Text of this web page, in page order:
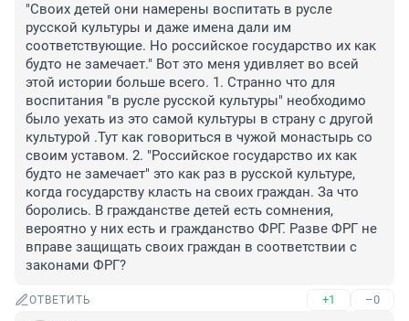
"Своих детей они намерены воспитать в русле
русской культуры и даже имена дали им
соответствующие. Но российское государство их как
будто не замечает." Вот это меня удивляет во всей
этой истории больше всего. 1. Странно что для
воспитания "в русле русской культуры" необходимо
было уехать из это самой культуры в страну с другой
культурой .Тут как говориться в чужой монастырь со
своим уставом. 2. "Российское государство их как
будто не замечает" это как раз в русской культуре,
когда государству класть на своих граждан. За что
боролись. В гражданстве детей есть сомнения,
вероятно у них есть и гражданство ФРГ. Разве ФРГ не
вправе защищать своих граждан в соответствии с
законами ФРГ?
ОТВЕТИТЬ +1 –0